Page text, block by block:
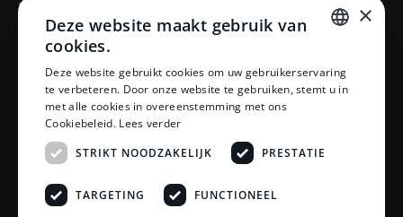
Legservice
Laminaat Capelle aan den Ijssel
Laminaat voor vloerverwarming
Klantenservice
Betaalmethoden
Openingstijden showroom
Afhalen en bezorgen
Retourprocedure
Veelgestelde vragen
Legservice
DUTCH
×
Deze website maakt gebruik van
cookies.
Deze website gebruikt cookies om uw gebruikerservaring
te verbeteren. Door onze website te gebruiken, stemt u in
met alle cookies in overeenstemming met ons
Cookiebeleid. Lees verder
STRIKT NOODZAKELIJK
PRESTATIE
TARGETING FUNCTIONEEL